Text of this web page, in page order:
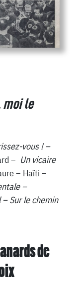
moi le
vous ! –
– Un vicaire
– Haïti –
–
Sur le chemin
de